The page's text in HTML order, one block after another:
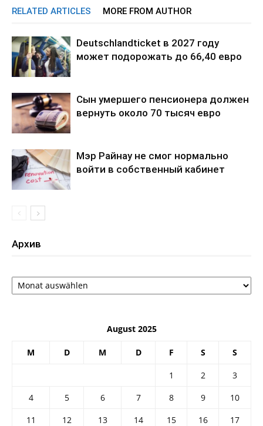
RELATED ARTICLES MORE FROM AUTHOR
Deutschlandticket в 2027 году
может подорожать до 66,40 евро
Сын умершего пенсионера должен
вернуть около 70 тысяч евро
Мэр Райнау не смог нормально
войти в собственный кабинет
Архив
Архив
August 2025
M D M D F S S
1 2
3
4
5 6 7 8 9
10
11
12 13 14 15 16
17